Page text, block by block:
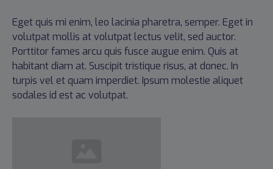
Eget quis mi enim, leo lacinia pharetra, semper. Eget in
volutpat mollis at volutpat lectus velit, sed auctor.
Porttitor fames arcu quis fusce augue enim. Quis at
habitant diam at. Suscipit tristique risus, at donec. In
turpis vel et quam imperdiet. Ipsum molestie aliquet
sodales id est ac volutpat.